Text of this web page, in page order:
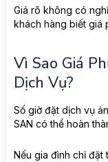
Giá rõ không có
khách hàng biết giá
Vì Sao Giá
Dịch Vụ?
Số giờ đặt dịch vụ
SAN có thể hoàn
Nếu gia đình chỉ đặt